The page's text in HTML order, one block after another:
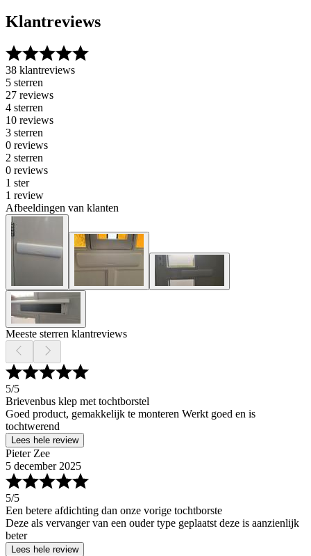
Klantreviews
38 klantreviews
5 sterren
27 reviews
4 sterren
10 reviews
3 sterren
0 reviews
2 sterren
0 reviews
1 ster
1 review
Afbeeldingen van klanten
Meeste sterren klantreviews
5/5
Brievenbus klep met tochtborstel
Goed product, gemakkelijk te monteren Werkt goed en is
tochtwerend
Lees hele review
Pieter Zee
5 december 2025
5/5
Een betere afdichting dan onze vorige tochtborste
Deze als vervanger van een ouder type geplaatst deze is aanzienlijk
beter
Lees hele review